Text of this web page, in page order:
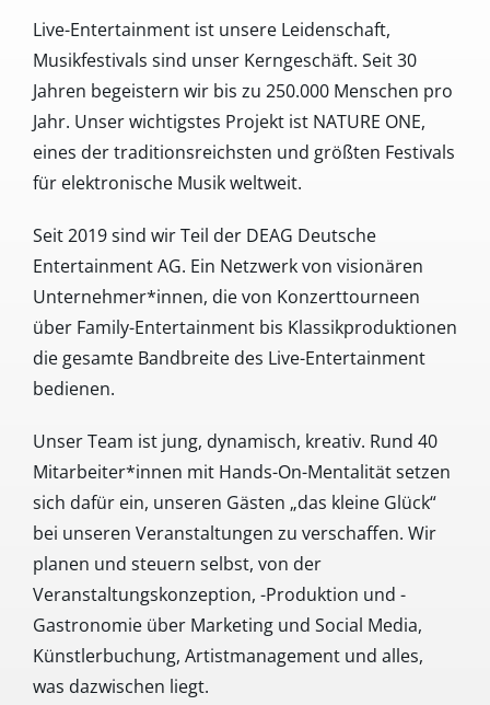
Live-Entertainment ist unsere Leidenschaft,
Musikfestivals sind unser Kerngeschäft. Seit 30
Jahren begeistern wir bis zu 250.000 Menschen pro
Jahr. Unser wichtigstes Projekt ist NATURE ONE,
eines der traditionsreichsten und größten Festivals
für elektronische Musik weltweit.
Seit 2019 sind wir Teil der DEAG Deutsche
Entertainment AG. Ein Netzwerk von visionären
Unternehmer*innen, die von Konzerttourneen
über Family-Entertainment bis Klassikproduktionen
die gesamte Bandbreite des Live-Entertainment
bedienen.
Unser Team ist jung, dynamisch, kreativ. Rund 40
Mitarbeiter*innen mit Hands-On-Mentalität setzen
sich dafür ein, unseren Gästen „das kleine Glück“
bei unseren Veranstaltungen zu verschaffen. Wir
planen und steuern selbst, von der
Veranstaltungskonzeption, -Produktion und -
Gastronomie über Marketing und Social Media,
Künstlerbuchung, Artistmanagement und alles,
was dazwischen liegt.